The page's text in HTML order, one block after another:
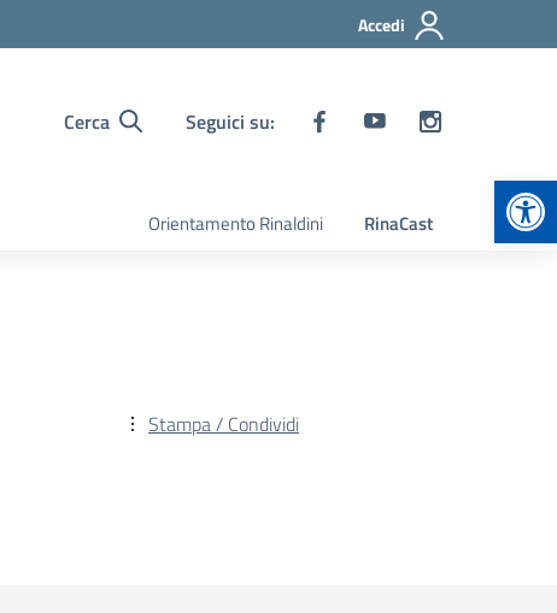
Accedi
Cerca Seguici su:
Orientamento Rinaldini RinaCast
Stampa / Condividi